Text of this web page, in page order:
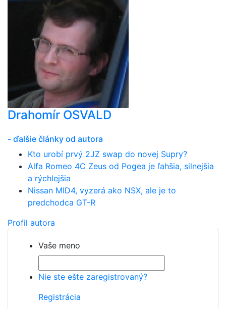
Drahomír OSVALD
- ďalšie články od autora
Kto urobí prvý 2JZ swap do novej Supry?
Alfa Romeo 4C Zeus od Pogea je ľahšia, silnejšia
a rýchlejšia
Nissan MID4, vyzerá ako NSX, ale je to
predchodca GT-R
Profil autora
Vaše meno
Nie ste ešte zaregistrovaný?
Registrácia